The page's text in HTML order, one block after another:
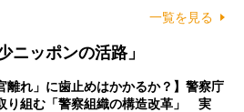
一覧を見る
ニッポンの活路」
離れ」に歯止めはかかるか？】警察庁
り組む「警察組織の構造改革」 実